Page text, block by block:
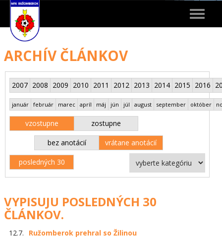
Toggle
ARCHÍV ČLÁNKOV
2007 2008 2009 2010 2011 2012 2013 2014 2015 2016
január február marec apríl máj jún júl august september október
vzostupne zostupne
bez anotácií vrátane anotácií
posledných 30
VYPISUJU POSLEDNÝCH 30
ČLÁNKOV.
12.7. Ružomberok prehral so Žilinou